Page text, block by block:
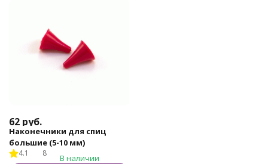
62 руб.
Наконечники для спиц
большие (5-10 мм)
4.1 8 В наличии